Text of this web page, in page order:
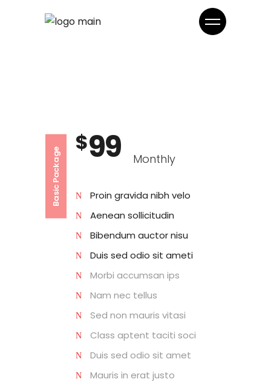
Basic Package
$99 Monthly
Proin gravida nibh velo
Aenean sollicitudin
Bibendum auctor nisu
Duis sed odio sit ameti
Morbi accumsan ips
Nam nec tellus
Sed non mauris vitasi
Class aptent taciti soci
Duis sed odio sit amet
Mauris in erat justo